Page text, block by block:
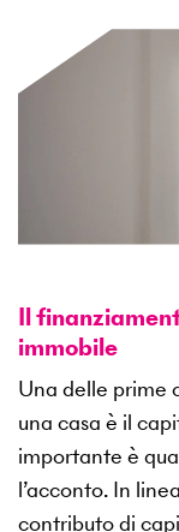
Il
immobile
Una delle prime
una casa è il
importante è
l’acconto. In
contributo di